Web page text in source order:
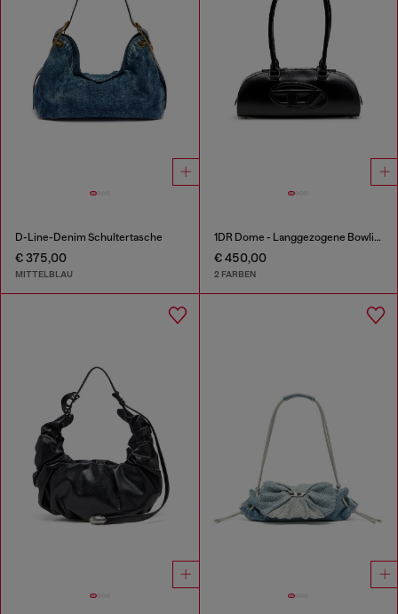
D-Line-Denim Schultertasche
€ 375,00
MITTELBLAU
1DR Dome - Langgezogene Bowlingtasche aus Leder
€ 450,00
2 FARBEN